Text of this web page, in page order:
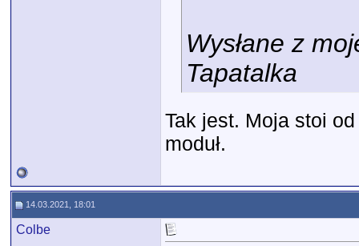
Wysłane z
Tapatalka
Tak jest. Moja stoi
moduł.
14.03.2021, 18:01
Colbe